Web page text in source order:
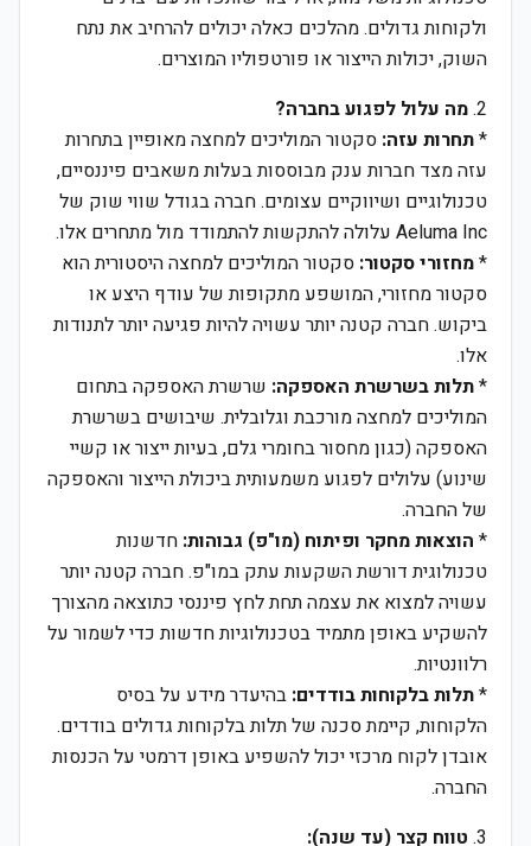
ולקוחות גדולים. מהלכים כאלה יכולים להרחיב את נתח
השוק, יכולות הייצור או פורטפוליו המוצרים.
2. מה עלול לפגוע בחברה?
*תחרות עזה: סקטור המוליכים למחצה מאופיין בתחרות
עזה מצד חברות ענק מבוססות בעלות משאבים פיננסיים,
טכנולוגיים ושיווקיים עצומים. חברה בגודל שווי שוק של
Aeluma Inc עלולה להתקשות להתמודד מול מתחרים אלו.
*מחזורי סקטור: סקטור המוליכים למחצה היסטורית הוא
סקטור מחזורי, המושפע מתקופות של עודף היצע או
ביקוש. חברה קטנה יותר עשויה להיות פגיעה יותר לתנודות
אלו.
*תלות בשרשרת האספקה: שרשרת האספקה בתחום
המוליכים למחצה מורכבת וגלובלית. שיבושים בשרשרת
האספקה (כגון מחסור בחומרי גלם, בעיות ייצור או קשיי
שינוע) עלולים לפגוע משמעותית ביכולת הייצור והאספקה
של החברה.
* הוצאות מחקר ופיתוח (מו"פ) גבוהות: חדשנות
טכנולוגית דורשת השקעות עתק במו"פ. חברה קטנה יותר
עשויה למצוא את עצמה תחת לחץ פיננסי כתוצאה מהצורך
להשקיע באופן מתמיד בטכנולוגיות חדשות כדי לשמור על
רלוונטיות.
*תלות בלקוחות בודדים: בהיעדר מידע על בסיס
הלקוחות, קיימת סכנה של תלות בלקוחות גדולים בודדים.
אובדן לקוח מרכזי יכול להשפיע באופן דרמטי על הכנסות
החברה.
3. טווח קצר (עד שנה):